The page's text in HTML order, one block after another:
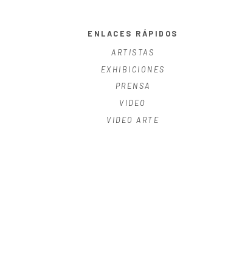
ENLACES RÁPIDOS
ARTISTAS
EXHIBICIONES
PRENSA
VIDEO
VIDEO ARTE